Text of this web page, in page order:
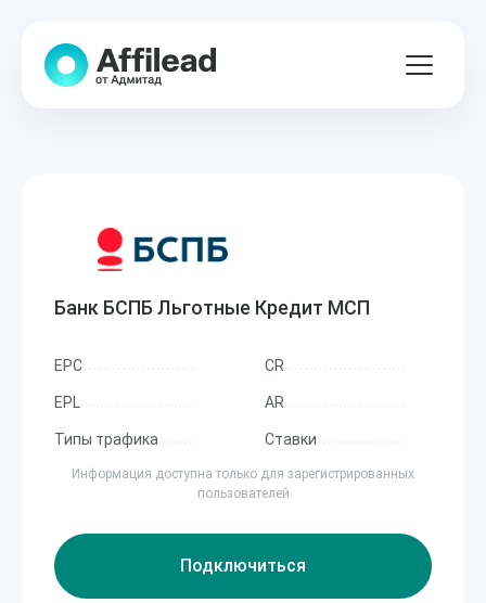
Банк БСПБ Льготные Кредит МСП
EPC CR
EPL AR
Типы трафика Ставки
Информация доступна только для зарегистрированных
пользователей
Подключиться